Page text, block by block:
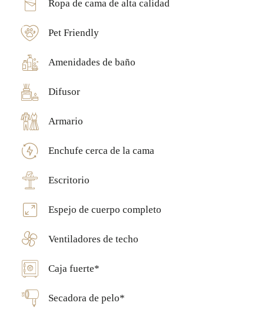
Ropa de cama de alta calidad
Pet Friendly
Amenidades de baño
Difusor
Armario
Enchufe cerca de la cama
Escritorio
Espejo de cuerpo completo
Ventiladores de techo
Caja fuerte*
Secadora de pelo*